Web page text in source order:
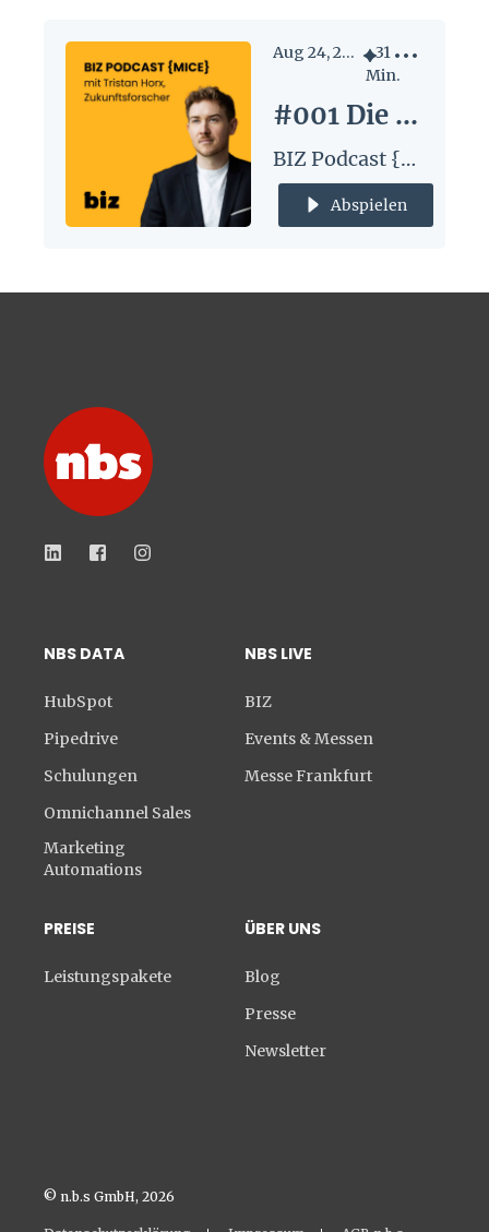
Aug 24, 2024 •31
Min.
#001 Die Zukunft - mit Tristan Horx
BIZ Podcast {MICE}
Abspielen
NBS DATA
HubSpot
Pipedrive
Schulungen
Omnichannel Sales
Marketing
Automations
NBS LIVE
BIZ
Events & Messen
Messe Frankfurt
PREISE
Leistungspakete
ÜBER UNS
Blog
Presse
Newsletter
© n.b.s GmbH, 2026